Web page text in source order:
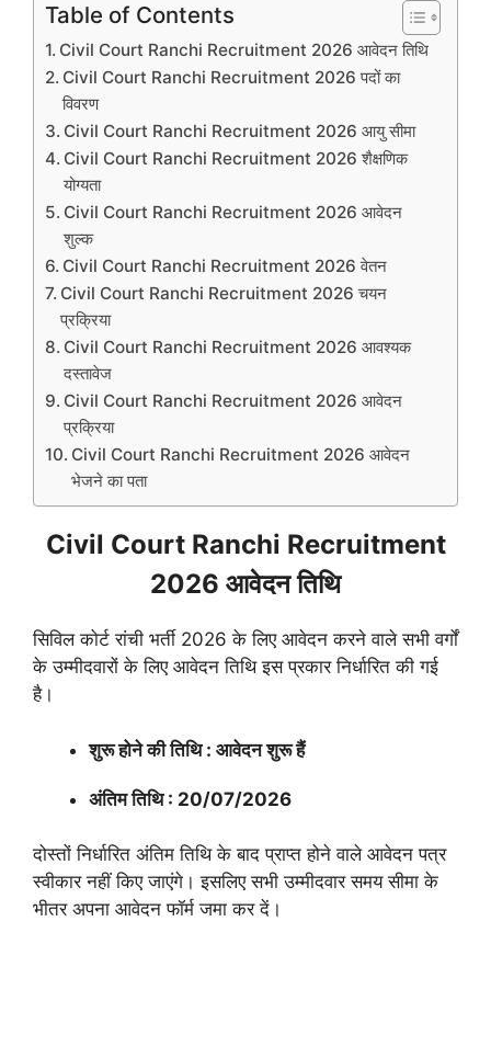
Table of Contents
Civil Court Ranchi Recruitment 2026 आवेदन तिथि
Civil Court Ranchi Recruitment 2026 पदों का
विवरण
Civil Court Ranchi Recruitment 2026 आयु सीमा
Civil Court Ranchi Recruitment 2026 शैक्षणिक
योग्यता
Civil Court Ranchi Recruitment 2026 आवेदन
शुल्क
Civil Court Ranchi Recruitment 2026 वेतन
Civil Court Ranchi Recruitment 2026 चयन
प्रक्रिया
Civil Court Ranchi Recruitment 2026 आवश्यक
दस्तावेज
Civil Court Ranchi Recruitment 2026 आवेदन
प्रक्रिया
Civil Court Ranchi Recruitment 2026 आवेदन
भेजने का पता
Civil Court Ranchi Recruitment
2026 आवेदन तिथि
सिविल कोर्ट रांची भर्ती 2026 के लिए आवेदन करने वाले सभी वर्गों
के उम्मीदवारों के लिए आवेदन तिथि इस प्रकार निर्धारित की गई
है।
शुरू होने की तिथि : आवेदन शुरू हैं
अंतिम तिथि : 20/07/2026
दोस्तों निर्धारित अंतिम तिथि के बाद प्राप्त होने वाले आवेदन पत्र
स्वीकार नहीं किए जाएंगे। इसलिए सभी उम्मीदवार समय सीमा के
भीतर अपना आवेदन फॉर्म जमा कर दें।